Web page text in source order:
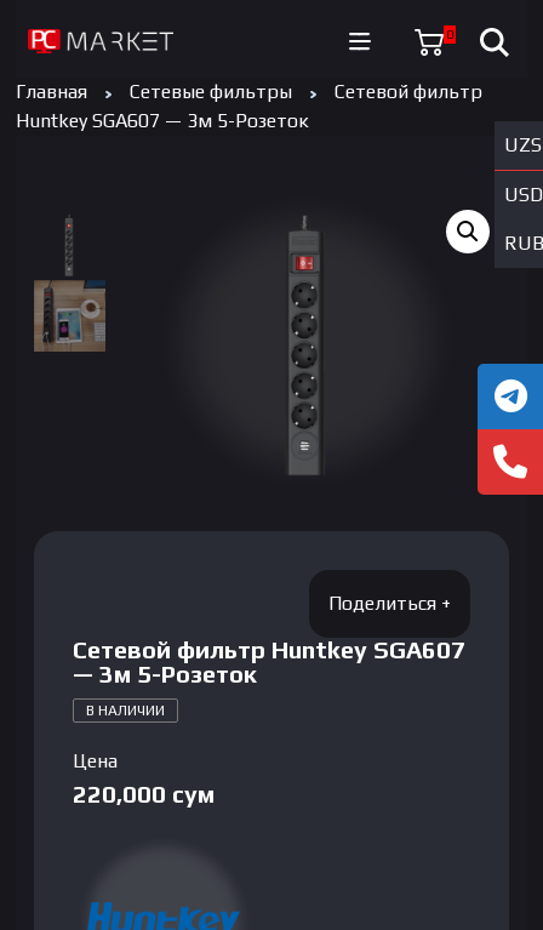
0
UZS
USD
RUB
Главная Сетевые фильтры
Сетевой фильтр
Huntkey SGA607 — 3м 5-Розеток
Сетевой фильтр Huntkey SGA607
— 3м 5-Розеток
В НАЛИЧИИ
Цена
220,000 сум